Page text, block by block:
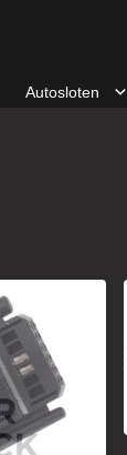
Autosloten